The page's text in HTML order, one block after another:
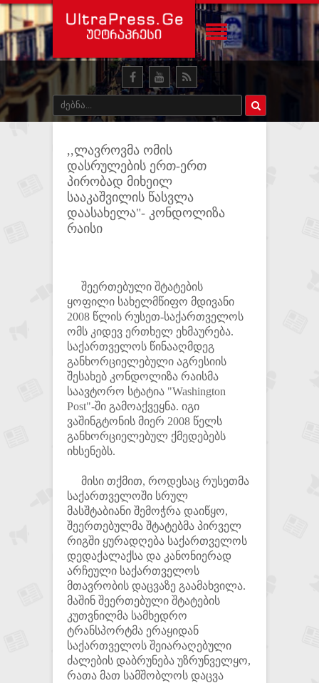
,,ლავროვმა ომის
დასრულების ერთ-ერთ
პირობად მიხეილ
სააკაშვილის წასვლა
დაასახელა"- კონდოლიზა
რაისი
შეერთებული შტატების
ყოფილი სახელმწიფო მდივანი
2008 წლის რუსეთ-საქართველოს
ომს კიდევ ერთხელ ეხმაურება.
საქართველოს წინააღმდეგ
განხორციელებული აგრესიის
შესახებ კონდოლიზა რაისმა
საავტორო სტატია "Washington
Post"-ში გამოაქვეყნა. იგი
ვაშინგტონის მიერ 2008 წელს
განხორციელებულ ქმედებებს
იხსენებს.
მისი თქმით, როდესაც რუსეთმა
საქართველოში სრულ
მასშტაბიანი შემოჭრა დაიწყო,
შეერთებულმა შტატებმა პირველ
რიგში ყურადღება საქართველოს
დედაქალაქსა და კანონიერად
არჩეული საქართველოს
მთავრობის დაცვაზე გაამახვილა.
მაშინ შეერთებული შტატების
კუთვნილმა სამხედრო
ტრანსპორტმა ერაყიდან
საქართველოს შეიარაღებული
ძალების დაბრუნება უზრუნველყო,
რათა მათ სამშობლოს დაცვა